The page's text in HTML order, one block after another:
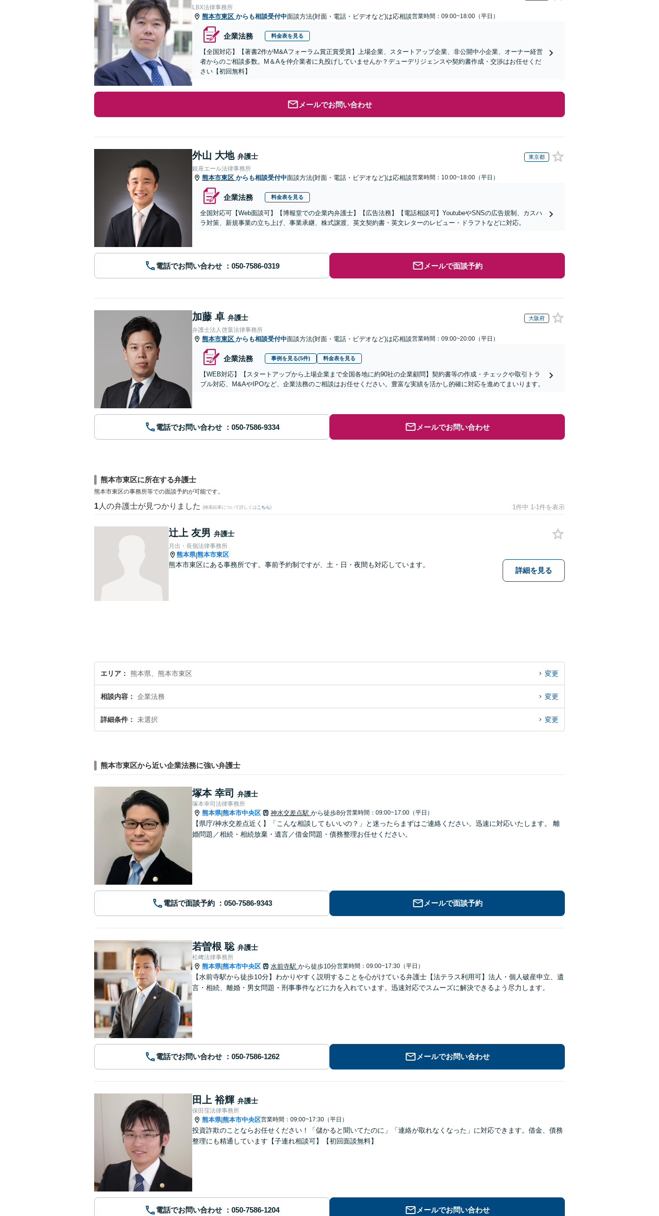
LBX法律事務所
熊本市東区 からも相談受付中面談方法(対面・電話・ビデオなど)は応相談営業時間：09:00~18:00（平日）
企業法務 料金表を見る
【全国対応】【著書2作がM&Aフォーラム賞正賞受賞】上場企業、スタートアップ企業、非公開中小企業、オーナー経営
者からのご相談多数。M＆Aを仲介業者に丸投げしていませんか？デューデリジェンスや契約書作成・交渉はお任せくだ
さい【初回無料】
メールでお問い合わせ
外山 大地 弁護士 東京都
銀座エール法律事務所
熊本市東区 からも相談受付中面談方法(対面・電話・ビデオなど)は応相談営業時間：10:00~18:00（平日）
企業法務 料金表を見る
全国対応可【Web面談可】【博報堂での企業内弁護士】【広告法務】【電話相談可】YoutubeやSNSの広告規制、カスハ
ラ対策、新規事業の立ち上げ、事業承継、株式譲渡、英文契約書・英文レターのレビュー・ドラフトなどに対応。
電話でお問い合わせ メールで面談予約
加藤 卓 弁護士 大阪府
弁護士法人啓葉法律事務所
熊本市東区 からも相談受付中面談方法(対面・電話・ビデオなど)は応相談営業時間：09:00~20:00（平日）
企業法務 事例を見る(5件) 料金表を見る
【WEB対応】【スタートアップから上場企業まで全国各地に約90社の企業顧問】契約書等の作成・チェックや取引トラ
ブル対応、M&AやIPOなど、企業法務のご相談はお任せください。豊富な実績を活かし的確に対応を進めてまいります。
電話でお問い合わせ メールでお問い合わせ
熊本市東区に所在する弁護士
熊本市東区の事務所等での面談予約が可能です。
1 人の弁護士が見つかりました (検索結果について詳しくは こちら) 1件中 1-1件を表示
辻上 友男 弁護士
月出・長嶺法律事務所
熊本県|熊本市東区
熊本市東区にある事務所です。事前予約制ですが、土・日・夜間も対応しています。
詳細を見る
エリア 熊本県、熊本市東区 変更
相談内容 企業法務 変更
詳細条件 未選択 変更
熊本市東区から近い企業法務に強い弁護士
塚本 幸司 弁護士
塚本幸司法律事務所
熊本県|熊本市中央区 神水交差点駅 から徒歩8分営業時間：09:00~17:00（平日）
【県庁/神水交差点近く】「こんな相談してもいいの？」と迷ったらまずはご連絡ください。迅速に対応いたします。 離
婚問題／相続・相続放棄・遺言／借金問題・債務整理お任せください。
電話で面談予約 メールで面談予約
若曽根 聡 弁護士
松﨑法律事務所
熊本県|熊本市中央区 水前寺駅 から徒歩10分営業時間：09:00~17:30（平日）
【水前寺駅から徒歩10分】わかりやすく説明することを心がけている弁護士【法テラス利用可】法人・個人破産申立、遺
言・相続、離婚・男女問題・刑事事件などに力を入れています。迅速対応でスムーズに解決できるよう尽力します。
電話でお問い合わせ メールでお問い合わせ
田上 裕輝 弁護士
保田窪法律事務所
熊本県|熊本市中央区営業時間：09:00~17:30（平日）
投資詐欺のことならお任せください！「儲かると聞いてたのに」「連絡が取れなくなった」に対応できます。借金、債務
整理にも精通しています【子連れ相談可】【初回面談無料】
電話でお問い合わせ メールでお問い合わせ